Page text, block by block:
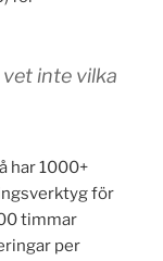
inte vilka
har 1000+
för
timmar
per